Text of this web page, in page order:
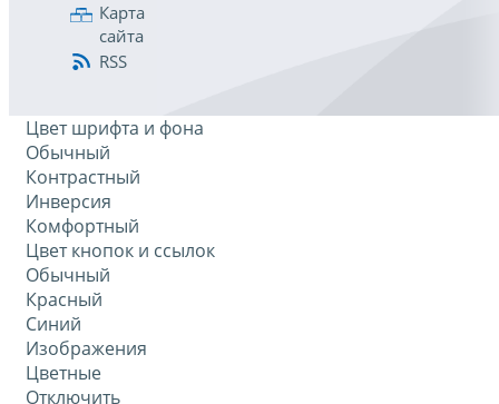
Карта
сайта
RSS
Цвет шрифта и фона
Обычный
Контрастный
Инверсия
Комфортный
Цвет кнопок и ссылок
Обычный
Красный
Синий
Изображения
Цветные
Отключить